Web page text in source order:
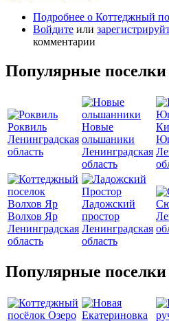
Подробнее о Коттеджный
Войдите или
комментарии
Популярные поселки
Роквиль
Ленинградская
область
Новые
ольшаники
Ленинградская
область
Волхов Яр
Ленинградская
область
Ладожский
простор
Ленинградская
область
Популярные поселки